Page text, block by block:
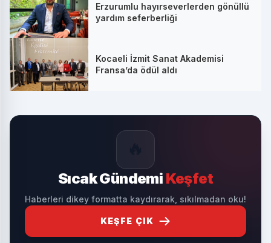
Erzurumlu hayırseverlerden gönüllü
yardım seferberliği
Kocaeli İzmit Sanat Akademisi
Fransa’da ödül aldı
Sıcak Gündemi Keşfet
Haberleri dikey formatta kaydırarak, sıkılmadan oku!
KEŞFE ÇIK